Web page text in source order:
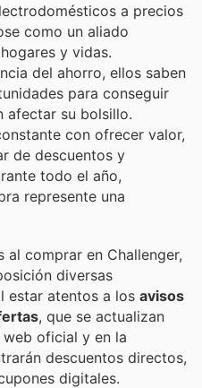
a precios
como un aliado
y vidas.
del ahorro, ellos saben
para conseguir
afectar su bolsillo.
con ofrecer valor,
de descuentos y
todo el año,
represente una
al comprar en Challenger,
diversas
estar atentos a los avisos
, que se actualizan
oficial y en la
descuentos directos,
digitales.